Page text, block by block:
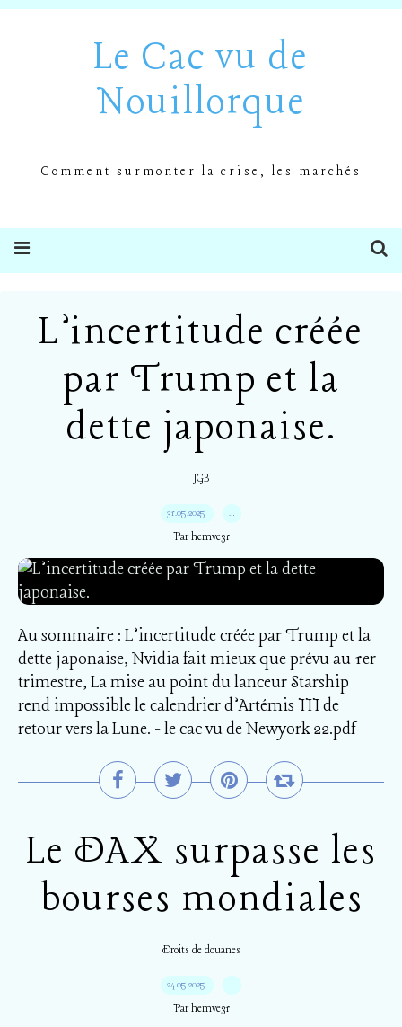
Le Cac vu de
Nouillorque
Comment surmonter la crise, les marchés
L’incertitude créée
par Trump et la
dette japonaise.
JGB
31.05.2025 …
Par hemve31
Au sommaire : L’incertitude créée par Trump et la
dette japonaise, Nvidia fait mieux que prévu au 1er
trimestre, La mise au point du lanceur Starship
rend impossible le calendrier d’Artémis III de
retour vers la Lune. - le cac vu de Newyork 22.pdf
Le DAX surpasse les
bourses mondiales
Droits de douanes
24.05.2025 …
Par hemve31